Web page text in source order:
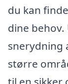
du kan
dine
snerydning
større